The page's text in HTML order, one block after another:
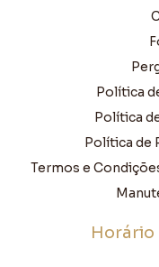
Política
Política
Política de
Termos e
Horário